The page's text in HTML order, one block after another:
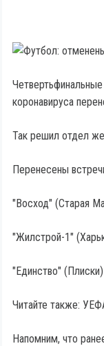
коронавируса
Так решил отдел
Перенесены
"Восход" (Старая
"Жилстрой-1"
"Единство"
Читайте также:
Напомним, что